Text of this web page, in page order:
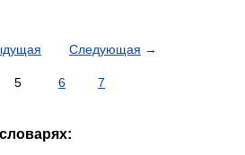
Следующая →
5 6 7